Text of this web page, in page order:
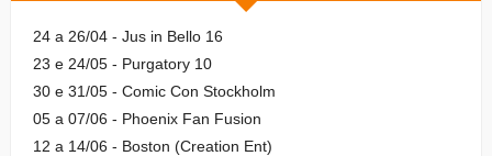
24 a 26/04 - Jus in Bello 16
23 e 24/05 - Purgatory 10
30 e 31/05 - Comic Con Stockholm
05 a 07/06 - Phoenix Fan Fusion
12 a 14/06 - Boston (Creation Ent)